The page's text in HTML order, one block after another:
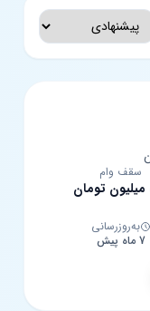
سقف وام
به‌روزرسانی
7 ماه پیش